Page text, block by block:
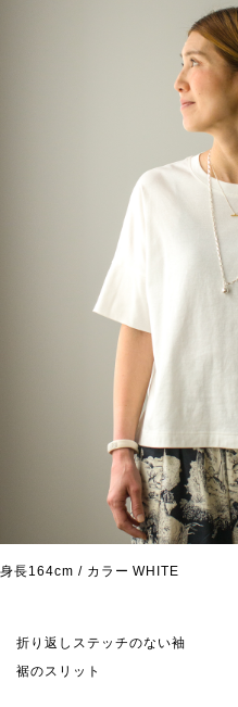
身長164cm / カラー WHITE
折り返しステッチのない袖
裾のスリット